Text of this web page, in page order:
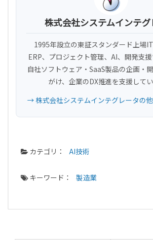
株式会社システムインテ
1995年設立の東証スタンダード上場IT
ERP、プロジェクト管理、AI、開発支
自社ソフトウェア・SaaS製品の企画・
がけ、企業のDX推進を支援してい
→ 株式会社システムインテグレータの
カテゴリ： AI技術
キーワード： 製造業